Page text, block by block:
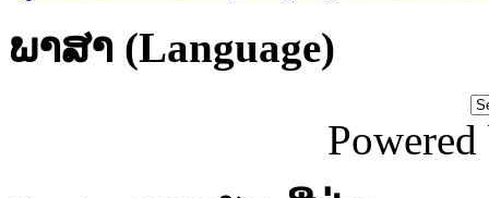
ພາສາ (Language)